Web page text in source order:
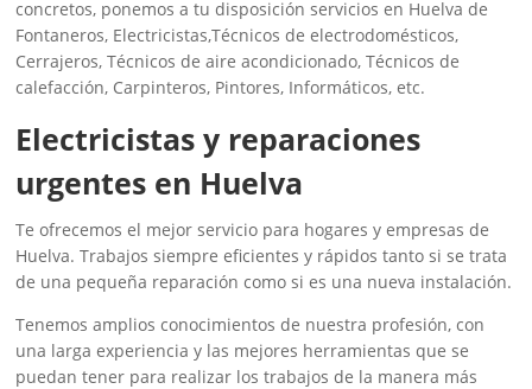
concretos, ponemos a tu disposición servicios en Huelva de
Fontaneros, Electricistas,Técnicos de electrodomésticos,
Cerrajeros, Técnicos de aire acondicionado, Técnicos de
calefacción, Carpinteros, Pintores, Informáticos, etc.
‎Electricistas y reparaciones
urgentes en Huelva
Te ofrecemos el mejor servicio para hogares y empresas de
Huelva. Trabajos siempre eficientes y rápidos tanto si se trata
de una pequeña reparación como si es una nueva instalación.
Tenemos amplios conocimientos de nuestra profesión, con
una larga experiencia y las mejores herramientas que se
puedan tener para realizar los trabajos de la manera más